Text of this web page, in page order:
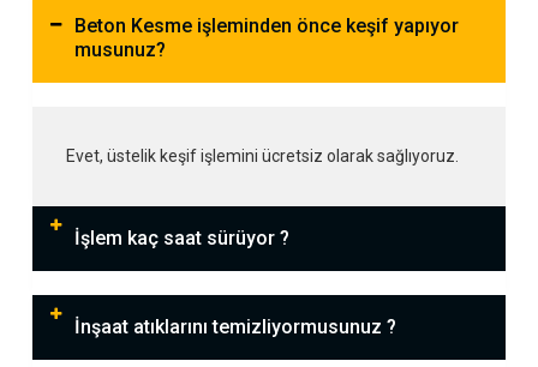
Beton Kesme işleminden önce keşif yapıyor
musunuz?
Evet, üstelik keşif işlemini ücretsiz olarak sağlıyoruz.
İşlem kaç saat sürüyor ?
İnşaat atıklarını temizliyormusunuz ?